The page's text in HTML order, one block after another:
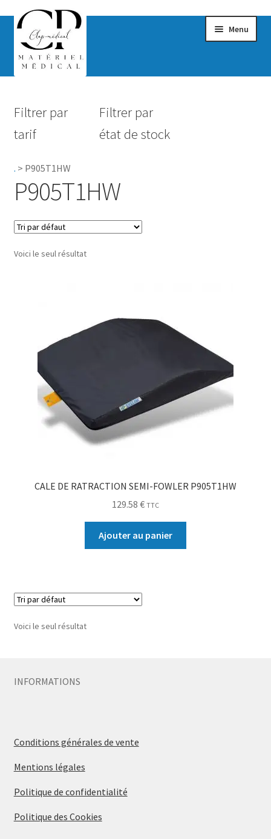
Menu
Hygiène
Accessoires Salle de bain
0.00 €
Filtrer par
tarif
Filtrer par
état de stock
. > P905T1HW
P905T1HW
Voici le seul résultat
CALE DE RATRACTION SEMI-FOWLER P905T1HW
129.58 € TTC
Ajouter au panier
Voici le seul résultat
INFORMATIONS
Conditions générales de vente
Mentions légales
Politique de confidentialité
Politique des Cookies